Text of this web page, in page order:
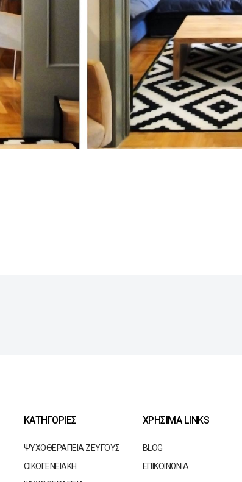
ΚΑΤΗΓΟΡΙΕΣ
ΨΥΧΟΘΕΡΑΠΕΙΑ ΖΕΥΓΟΥΣ
ΟΙΚΟΓΕΝΕΙΑΚΗ
ΧΡΗΣΙΜΑ LINKS
BLOG
ΕΠΙΚΟΙΝΩΝΙΑ